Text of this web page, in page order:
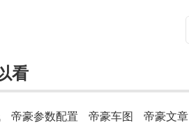
看
帝豪参数配置 帝豪车图 帝豪文章